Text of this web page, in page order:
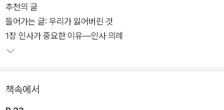
인간과 자연이 어떻게 연결되어 있는지 파악하고, 보다 생명력 넘
치는 공동체를 이루어가는 데 필요한 빛나는 통찰을 제시한다.
과학기술은 고도로 발전하고 사회는 점점 복잡해지고 있지만 우
이켜본다면 우리가 무엇을 회복해야 하는지 확실히 알게 될 것이
추천의 글
들어가는 글: 우리가 잃어버린 것
1장 인사가 중요한 이유―인사 의례
책속에서